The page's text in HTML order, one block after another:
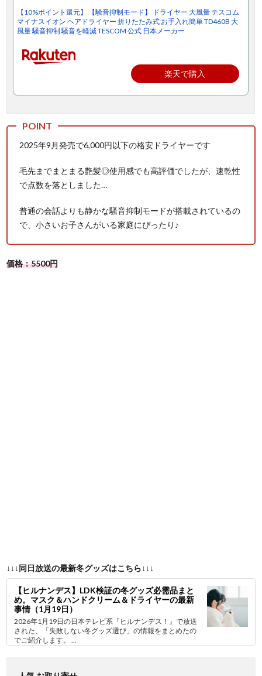
【10%ポイント還元】 【騒音抑制モード】 ドライヤー 大風量 テスコム
マイナスイオン ヘアドライヤー 折りたたみ式 お手入れ簡単 TD460B 大
風量 騒音抑制 騒音を軽減 TESCOM 公式 日本メーカー
楽天で購入
2025年9月発売で6,000円以下の格安ドライヤーです
毛先までまとまる艶髪◎使用感でも高評価でしたが、速乾性
で点数を落としました…
普通の会話よりも静かな騒音抑制モードが搭載されているの
で、小さいお子さんがいる家庭にぴったり♪
価格：5500円
↓↓↓同日放送の最新冬グッズはこちら↓↓↓
【ヒルナンデス】LDK検証の冬グッズ必需品まと
め。マスク＆ハンドクリーム＆ドライヤーの最新
事情（1月19日）
2026年1月19日の日本テレビ系『ヒルナンデス！』で放送
された、「失敗しない冬グッズ選び」の情報をまとめたの
でご紹介します。 ...